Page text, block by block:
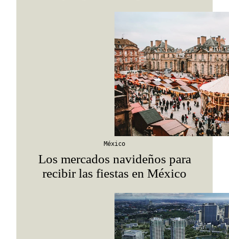
México
Los mercados navideños para
recibir las fiestas en México